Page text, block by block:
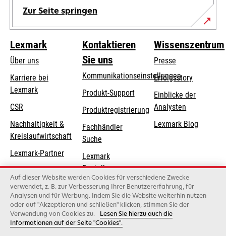
Zur Seite springen
Lexmark
Über uns
Karriere bei
Lexmark
CSR
Nachhaltigkeit &
Kreislaufwirtschaft
Lexmark-Partner
Kontaktieren
Sie uns
Kommunikationseinstellungen
wird
in
einer
neuen
Registerkarte
geöffnet
Produkt-Supportwird
einer
neuen
Produktregistrierung
Fachhändler
Suche
Lexmark
Bestellungen
Lexmark
Distributoren
Wissenszentrum
Presse
Erfolgsstory
Einblicke der
Analysten
Lexmark Blog
Lexmark International, Inc., ein Unternehmen von Xerox
Auf dieser Website werden Cookies für verschiedene Zwecke
verwendet, z. B. zur Verbesserung Ihrer Benutzererfahrung, für
Analysen und für Werbung. Indem Sie die Website weiterhin nutzen
oder auf "Akzeptieren und schließen" klicken, stimmen Sie der
Verwendung von Cookies zu.
Lesen Sie hierzu auch die
Informationen auf der Seite "Cookies".